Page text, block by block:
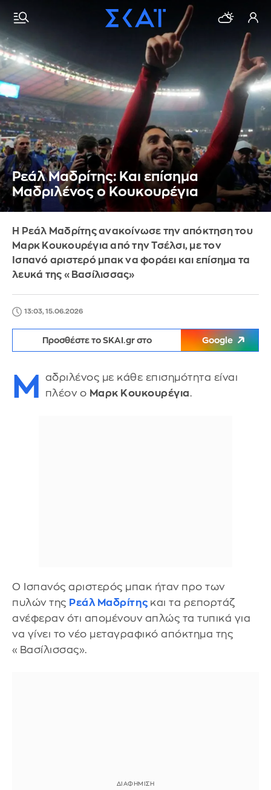
Ρεάλ Μαδρίτης: Και επίσημα
Μαδριλένος ο Κουκουρέγια
Η Ρεάλ Μαδρίτης ανακοίνωσε την απόκτηση του
Μαρκ Κουκουρέγια από την Τσέλσι, με τον
Ισπανό αριστερό μπακ να φοράει και επίσημα τα
λευκά της «Βασίλισσας»
13:03, 15.06.2026
Προσθέστε το SKAI.gr στο Google
Μ
αδριλένος με κάθε επισημότητα είναι
πλέον ο Μαρκ Κουκουρέγια.
Ο Ισπανός αριστερός μπακ ήταν προ των
πυλών της Ρεάλ Μαδρίτης και τα ρεπορτάζ
ανέφεραν ότι απομένουν απλώς τα τυπικά για
να γίνει το νέο μεταγραφικό απόκτημα της
«Βασίλισσας».